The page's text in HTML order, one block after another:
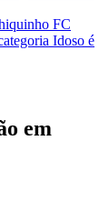
FC
Idoso é
em